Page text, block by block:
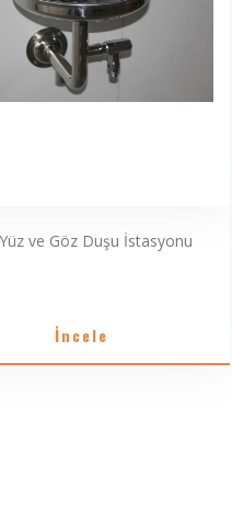
ve Göz Duşu İstasyonu
İncele